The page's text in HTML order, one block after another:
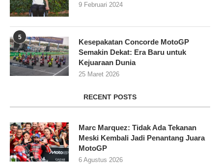
9 Februari 2024
5
Kesepakatan Concorde MotoGP
Semakin Dekat: Era Baru untuk
Kejuaraan Dunia
25 Maret 2026
RECENT POSTS
Marc Marquez: Tidak Ada Tekanan
Meski Kembali Jadi Penantang Juara
MotoGP
6 Agustus 2026